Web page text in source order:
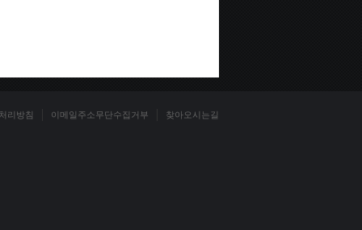
리방침 이메일주소무단수집거부 찾아오시는길